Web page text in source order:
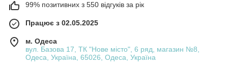
99% позитивних з 550 відгуків за рік
Працює з 02.05.2025
м. Одеса
вул. Базова 17, ТК "Нове місто", 6 ряд, магазин №8,
Одеса, Україна, 65026, Одеса, Україна